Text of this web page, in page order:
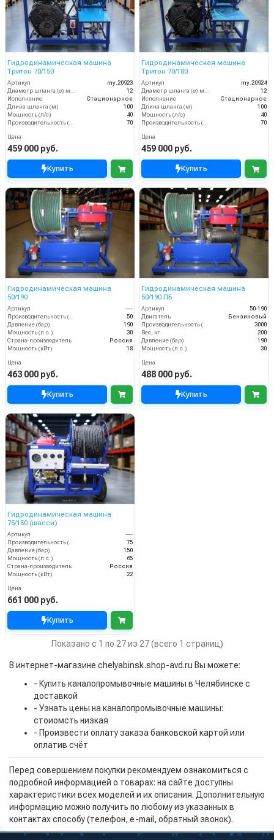
Гидродинамическая машина
Тритон 70/150
Артикул
my.20923
Диаметр шланга (⌀) мм:
12
Исполнение
Стационарное
Длина шланга (м)
100
Мощность (л/с)
40
Производительность (л/мин)
70
Цена
459 000 руб.
Купить
Гидродинамическая машина
Тритон 70/180
Артикул
my.20924
Диаметр шланга (⌀) мм:
12
Исполнение
Стационарное
Длина шланга (м)
100
Мощность (л/с)
40
Производительность (л/мин)
70
Цена
459 000 руб.
Купить
Гидродинамическая машина
50/190
Артикул
----
50
Давление (бар)
190
Мощность (л.с.)
30
Страна-производитель
Россия
Мощность (кВт)
18
Цена
463 000 руб.
Купить
Гидродинамическая машина
50/190 ПБ
Артикул
50-190
Двигатель
Бензиновый
3000
Вес, кг
200
Давление (бар)
190
Мощность (л.с.)
30
Цена
488 000 руб.
Купить
Гидродинамическая машина
75/150 (шасси)
Артикул
----
75
Давление (бар)
150
Мощность (л.с.)
65
Страна-производитель
Россия
Мощность (кВт)
22
Цена
661 000 руб.
Купить
Показано с 1 по 27 из 27 (всего 1 страниц)
В интернет-магазине chelyabinsk.shop-avd.ru Вы можете:
- Купить каналопромывочные машины в Челябинске с
доставкой
- Узнать цены на каналопромывочные машины:
стоиомсть низкая
- Произвести оплату заказа банковской картой или
оплатив счёт
Перед совершением покупки рекомендуем ознакомиться с
подробной информацией о товарах: на сайте доступны
характеристики всех моделей и их описания. Дополнительную
информацию можно получить по любому из указанных в
контактах способу (телефон, e-mail, обратный звонок).